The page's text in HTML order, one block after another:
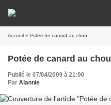
Accueil » Potée de canard au chou
Potée de canard au chou
Publié le 07/04/2009 à 21:00
Par Alannie